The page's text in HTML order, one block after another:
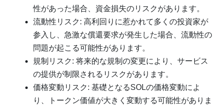
性があった場合、資金損失のリスクがあります。
流動性リスク: 高利回りに惹かれて多くの投資家が
参入し、急激な償還要求が発生した場合、流動性の
問題が起こる可能性があります。
規制リスク: 将来的な規制の変更により、サービス
の提供が制限されるリスクがあります。
価格変動リスク: 基礎となるSOLの価格変動によ
り、トークン価値が大きく変動する可能性がありま